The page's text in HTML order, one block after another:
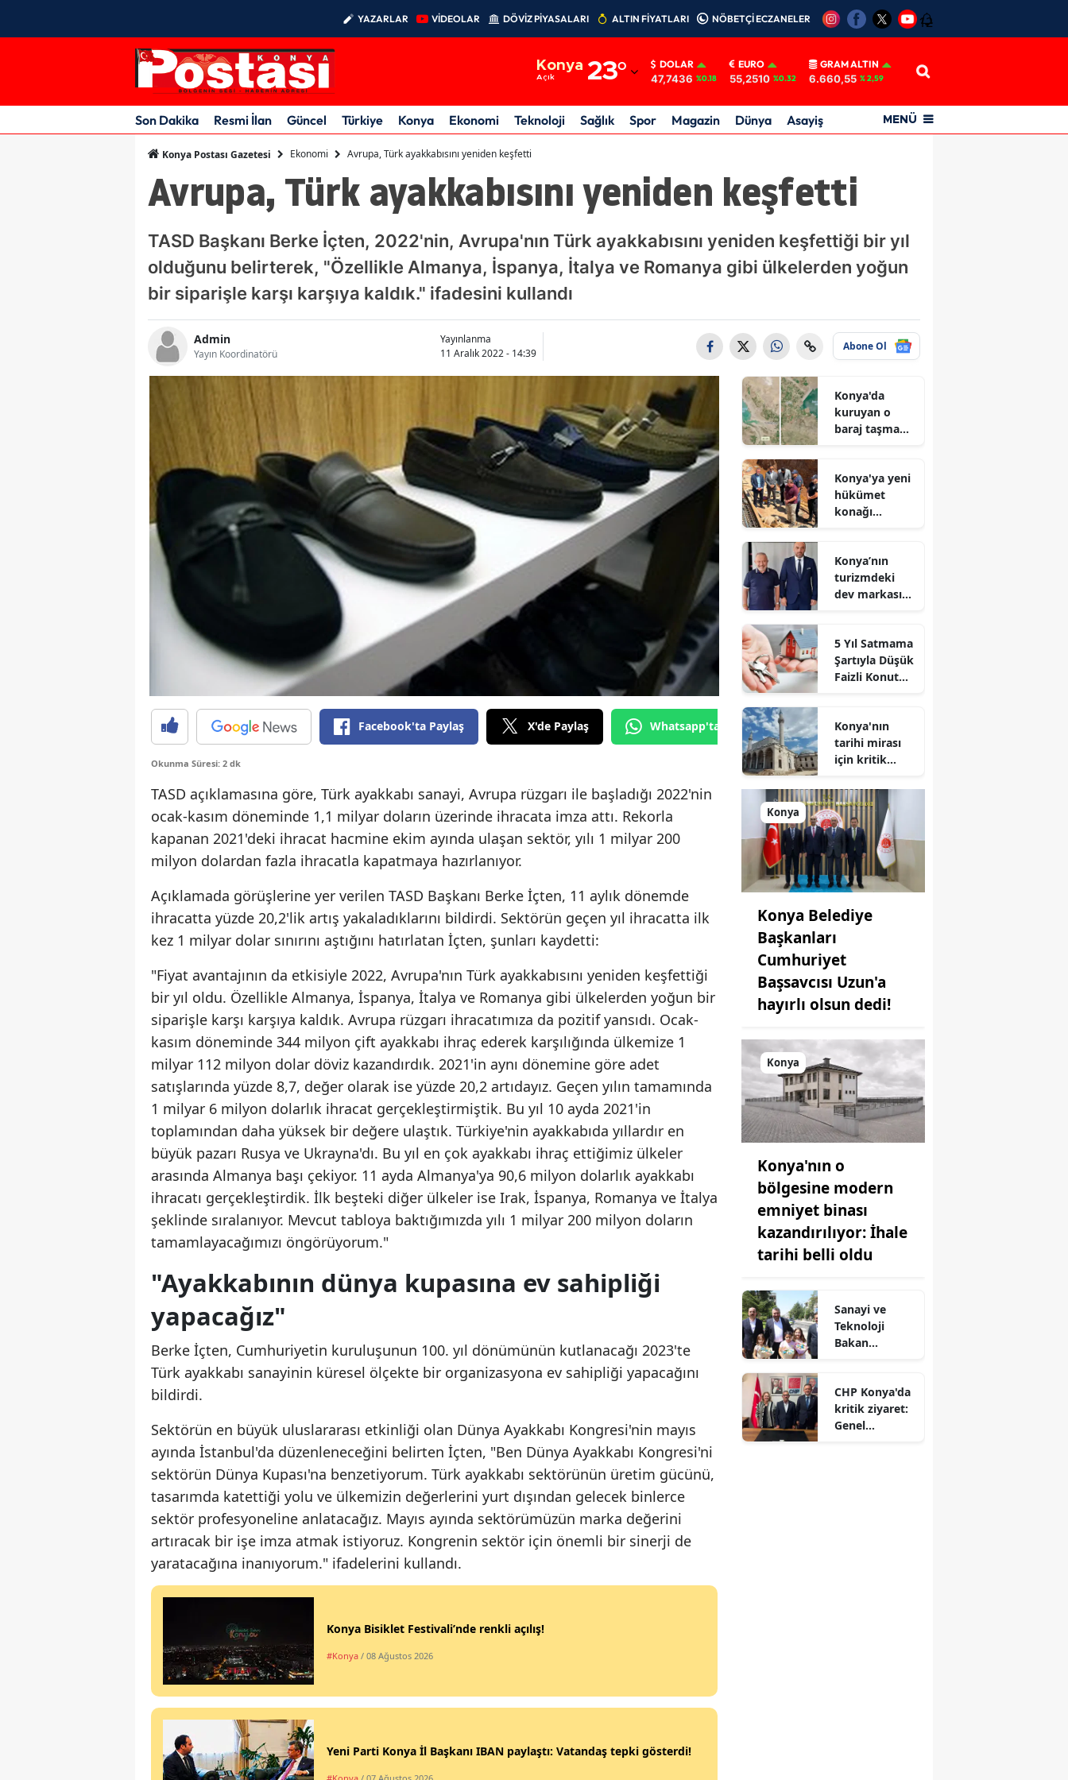
YAZARLAR VİDEOLAR DÖVİZ PİYASALARI ALTIN FİYATLARI NÖBETÇİ ECZANELER 12
Konya
Açık 23°
Adıyaman
Afyonkarahisar
Ankara
Antalya
Artvin
Bilecik
Bingöl
Bitlis
Bolu
Bursa
Çanakkale
Diyarbakır
Edirne
Erzincan
Erzurum
Gaziantep
Giresun
Hakkari
Hatay
Isparta
Mersin
İstanbul
İzmir
Kars
Kastamonu
Kırklareli
Kocaeli
Konya
Malatya
Manisa
Kahramanmaraş
Mardin
Ordu
DOLAR
47,7436 %0.18
EURO
55,2510 %0.32
GRAM ALTIN
6.660,55 % 2,59
Son Dakika Resmi İlan Güncel Türkiye Konya Ekonomi Teknoloji Sağlık Spor Magazin Dünya Asayiş MENÜ
Konya Postası Gazetesi Ekonomi Avrupa, Türk ayakkabısını yeniden keşfetti
Avrupa, Türk ayakkabısını yeniden keşfetti
TASD Başkanı Berke İçten, 2022'nin, Avrupa'nın Türk ayakkabısını yeniden keşfettiği bir yıl
olduğunu belirterek, "Özellikle Almanya, İspanya, İtalya ve Romanya gibi ülkelerden yoğun
bir siparişle karşı karşıya kaldık." ifadesini kullandı
Admin
Yayın Koordinatörü
Yayınlanma
11 Aralık 2022 - 14:39
Abone Ol
Facebook'ta Paylaş X'de Paylaş Whatsapp'tan Gönder
Okunma Süresi: 2 dk
TASD açıklamasına göre, Türk ayakkabı sanayi, Avrupa rüzgarı ile başladığı 2022'nin
ocak-kasım döneminde 1,1 milyar doların üzerinde ihracata imza attı. Rekorla
kapanan 2021'deki ihracat hacmine ekim ayında ulaşan sektör, yılı 1 milyar 200
milyon dolardan fazla ihracatla kapatmaya hazırlanıyor.
Açıklamada görüşlerine yer verilen TASD Başkanı Berke İçten, 11 aylık dönemde
ihracatta yüzde 20,2'lik artış yakaladıklarını bildirdi. Sektörün geçen yıl ihracatta ilk
kez 1 milyar dolar sınırını aştığını hatırlatan İçten, şunları kaydetti:
"Fiyat avantajının da etkisiyle 2022, Avrupa'nın Türk ayakkabısını yeniden keşfettiği
bir yıl oldu. Özellikle Almanya, İspanya, İtalya ve Romanya gibi ülkelerden yoğun bir
siparişle karşı karşıya kaldık. Avrupa rüzgarı ihracatımıza da pozitif yansıdı. Ocak-
kasım döneminde 344 milyon çift ayakkabı ihraç ederek karşılığında ülkemize 1
milyar 112 milyon dolar döviz kazandırdık. 2021'in aynı dönemine göre adet
satışlarında yüzde 8,7, değer olarak ise yüzde 20,2 artıdayız. Geçen yılın tamamında
1 milyar 6 milyon dolarlık ihracat gerçekleştirmiştik. Bu yıl 10 ayda 2021'in
toplamından daha yüksek bir değere ulaştık. Türkiye'nin ayakkabıda yıllardır en
büyük pazarı Rusya ve Ukrayna'dı. Bu yıl en çok ayakkabı ihraç ettiğimiz ülkeler
arasında Almanya başı çekiyor. 11 ayda Almanya'ya 90,6 milyon dolarlık ayakkabı
ihracatı gerçekleştirdik. İlk beşteki diğer ülkeler ise Irak, İspanya, Romanya ve İtalya
şeklinde sıralanıyor. Mevcut tabloya baktığımızda yılı 1 milyar 200 milyon doların
tamamlayacağımızı öngörüyorum."
"Ayakkabının dünya kupasına ev sahipliği
yapacağız"
Berke İçten, Cumhuriyetin kuruluşunun 100. yıl dönümünün kutlanacağı 2023'te
Türk ayakkabı sanayinin küresel ölçekte bir organizasyona ev sahipliği yapacağını
bildirdi.
Sektörün en büyük uluslararası etkinliği olan Dünya Ayakkabı Kongresi'nin mayıs
ayında İstanbul'da düzenleneceğini belirten İçten, "Ben Dünya Ayakkabı Kongresi'ni
sektörün Dünya Kupası'na benzetiyorum. Türk ayakkabı sektörünün üretim gücünü,
tasarımda katettiği yolu ve ülkemizin değerlerini yurt dışından gelecek binlerce
sektör profesyoneline anlatacağız. Mayıs ayında sektörümüzün marka değerini
artıracak bir işe imza atmak istiyoruz. Kongrenin sektör için önemli bir sinerji de
yaratacağına inanıyorum." ifadelerini kullandı.
Konya Bisiklet Festivali’nde renkli açılış!
#Konya / 08 Ağustos 2026
Yeni Parti Konya İl Başkanı IBAN paylaştı: Vatandaş tepki gösterdi!
Konya'da
kuruyan o
baraj taşma
Konya'ya yeni
hükümet
konağı
Konya’nın
turizmdeki
dev markası
de zirveye
oynuyor
5 Yıl Satmama
Şartıyla Düşük
Faizli Konut
Konya'nın
tarihi mirası
için kritik
durum
açıklandı
Konya
Konya Belediye
Başkanları
Cumhuriyet
Başsavcısı Uzun'a
hayırlı olsun dedi!
Konya
Konya'nın o
bölgesine modern
emniyet binası
kazandırılıyor: İhale
tarihi belli oldu
Sanayi ve
Teknoloji
Bakan
İnan Ilgın'da!
CHP Konya'da
kritik ziyaret:
Genel